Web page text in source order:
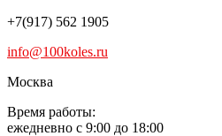
+7(917) 562 1905
info@100koles.ru
Москва
Время работы:
ежедневно с 9:00 до 18:00